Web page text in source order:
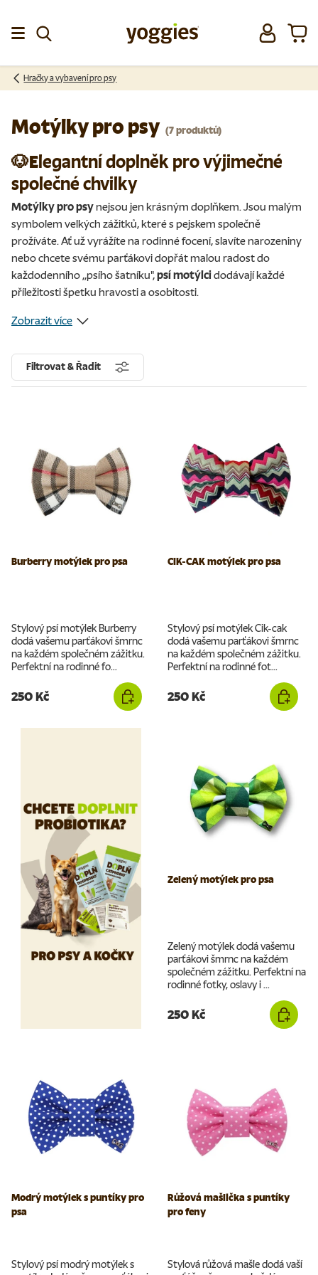
Přeskočit na obsah
Přihlásit se
Hračky a vybavení pro psy
Motýlky pro psy (7 produktů)
🐶Elegantní doplněk pro výjimečné
společné chvilky
Motýlky pro psynejsou jen krásným doplňkem. Jsou malým
symbolem velkých zážitků, které s pejskem společně
prožíváte. Ať už vyrážíte na rodinné focení, slavíte narozeniny
nebo chcete svému parťákovi dopřát malou radost do
každodenního ,,psího šatníku",psí motýlcidodávají každé
příležitosti špetku hravosti a osobitosti.
Zobrazit více
Filtrovat & Řadit
Burberry motýlek pro psa
Stylový psí motýlek Burberry
dodá vašemu parťákovi šmrnc
na každém společném zážitku.
Perfektní na rodinné fo...
250 Kč
CIK-CAK motýlek pro psa
Stylový psí motýlek Cik-cak
dodá vašemu parťákovi šmrnc
na každém společném zážitku.
Perfektní na rodinné fot...
250 Kč
Zelený motýlek pro psa
Zelený motýlek dodá vašemu
parťákovi šmrnc na každém
společném zážitku. Perfektní na
rodinné fotky, oslavy i ...
250 Kč
Modrý motýlek s puntíky pro
psa
Stylový psí modrý motýlek s
Růžová mašlička s puntíky
pro feny
Stylová růžová mašle dodá vaší